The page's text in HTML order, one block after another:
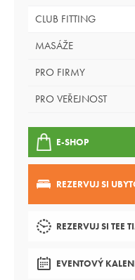
CLUB FITTING
MASÁŽE
PRO FIRMY
PRO VEŘEJNOST
E-SHOP
REZERVUJ SI
REZERVUJ SI TEE
EVENTOVÝ